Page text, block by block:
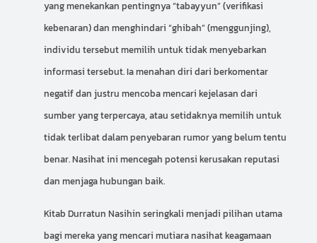
yang menekankan pentingnya “tabayyun” (verifikasi
kebenaran) dan menghindari “ghibah” (menggunjing),
individu tersebut memilih untuk tidak menyebarkan
informasi tersebut. Ia menahan diri dari berkomentar
negatif dan justru mencoba mencari kejelasan dari
sumber yang terpercaya, atau setidaknya memilih untuk
tidak terlibat dalam penyebaran rumor yang belum tentu
benar. Nasihat ini mencegah potensi kerusakan reputasi
dan menjaga hubungan baik.
Kitab Durratun Nasihin seringkali menjadi pilihan utama
bagi mereka yang mencari mutiara nasihat keagamaan